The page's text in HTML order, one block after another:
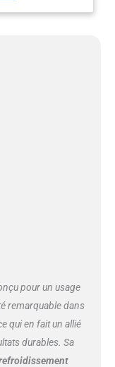
et Flashy]:
de
d'utiliser des
ainsi vos
sûrs et
Du Visage 10
de lumière de
utiliser, réduit le
L'utilisation sur
prend
Remarque : A
trois jours.
Niveaux]:
en fonction de
d'utiliser le
pourrez ensuite
selon vos
Du Kit]: 1 x
1 x
Manuel
pour un usage
remarquable dans
qui en fait un allié
durables. Sa